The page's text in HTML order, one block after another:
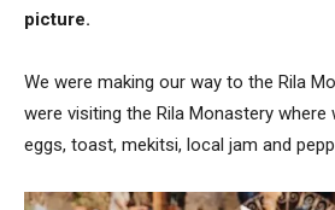
picture.
We were making our way to the Rila
were visiting the Rila Monastery where
eggs, toast, mekitsi, local jam and